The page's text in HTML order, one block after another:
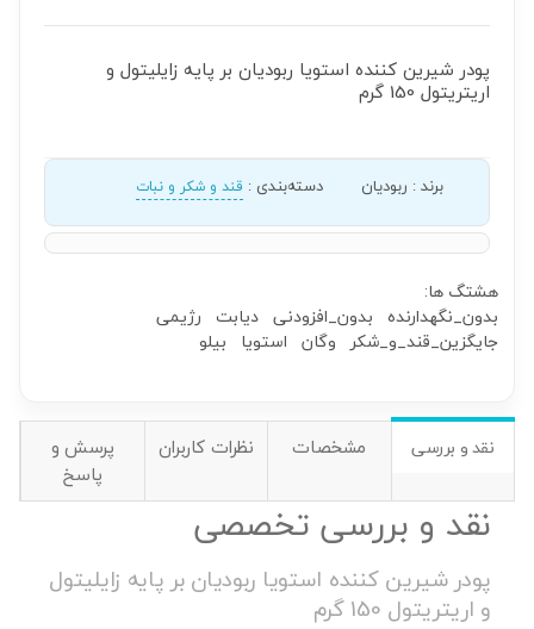
پودر شیرین کننده استویا ربودیان بر پایه زایلیتول و
اریتریتول 150 گرم
برند: ربودیان دسته‌بندی : قند و شکر و نبات
هشتگ ها:
بدون_نگهدارنده بدون_افزودنی دیابت رژیمی
جایگزین_قند_و_شکر وگان استویا بیلو
نقد و بررسی مشخصات نظرات کاربران
پرسش و
پاسخ
نقد و بررسی تخصصی
پودر شیرین کننده استویا ربودیان بر پایه زایلیتول
و اریتریتول 150 گرم